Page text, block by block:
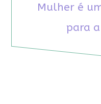
Mulher é
para